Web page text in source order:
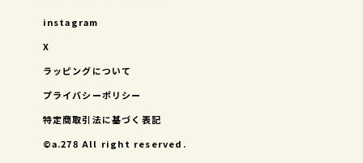
instagram
X
ラッピングについて
プライバシーポリシー
特定商取引法に基づく表記
©︎a.278 All right reserved.